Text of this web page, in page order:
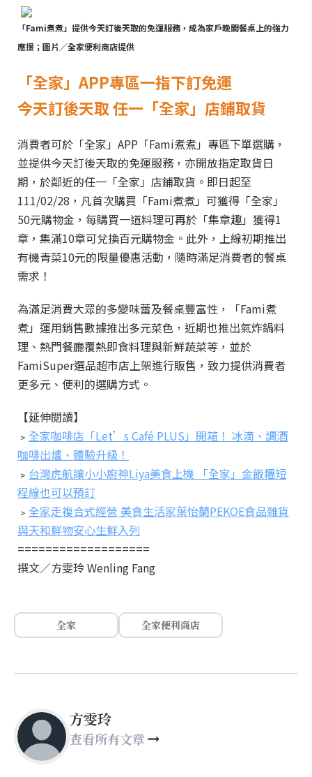
「Fami煮煮」提供今天訂後天取的免運服務，成為家戶晚間餐桌上的強力
應援；圖片／全家便利商店提供
「全家」APP專區一指下訂免運
今天訂後天取 任一「全家」店鋪取貨
消費者可於「全家」APP「Fami煮煮」專區下單選購，
並提供今天訂後天取的免運服務，亦開放指定取貨日
期，於鄰近的任一「全家」店鋪取貨。即日起至
111/02/28，凡首次購買「Fami煮煮」可獲得「全家」
50元購物金，每購買一道料理可再於「集章趣」獲得1
章，集滿10章可兌換百元購物金。此外，上線初期推出
有機青菜10元的限量優惠活動，隨時滿足消費者的餐桌
需求！
為滿足消費大眾的多變味蕾及餐桌豐富性，「Fami煮
煮」運用銷售數據推出多元菜色，近期也推出氣炸鍋料
理、熱門餐廳覆熱即食料理與新鮮蔬菜等，並於
FamiSuper選品超市店上架進行販售，致力提供消費者
更多元、便利的選購方式。
【延伸閱讀】
﹥ 全家咖啡店「Let’s Café PLUS」開箱！ 冰滴、調酒
咖啡出爐、體驗升級！
﹥ 台灣虎航讓小小廚神Liya美食上機 「全家」金飯糰短
程線也可以預訂
﹥ 全家走複合式經營 美食生活家葉怡蘭PEKOE食品雜貨
與天和鮮物安心生鮮入列
===================
撰文／方雯玲 Wenling Fang
全家 全家便利商店
方雯玲
查看所有文章